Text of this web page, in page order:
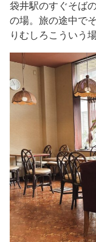
袋井駅のすぐそばの
の場。旅の途中で
りむしろこういう